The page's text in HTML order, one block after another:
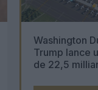
Washington
Trump lance
de 22,5